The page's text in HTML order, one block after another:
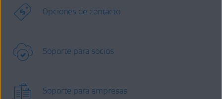
Opciones de contacto
Soporte para socios
Soporte para empresas